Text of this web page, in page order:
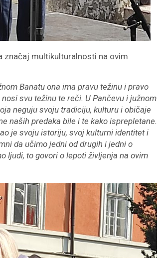
značaj multikulturalnosti na ovim
Banatu ona ima pravu težinu i pravo
svu težinu te reči. U Pančevu i južnom
neguju svoju tradiciju, kulturu i običaje
naših predaka bile i te kako isprepletane.
je svoju istoriju, svoj kulturni identitet i
da učimo jedni od drugih i jedni o
ljudi, to govori o lepoti življenja na ovim